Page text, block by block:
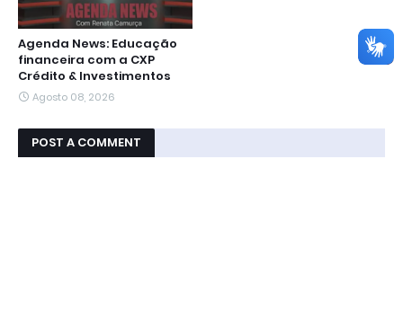
Agenda News: Educação
financeira com a CXP
Crédito & Investimentos
Agosto 08, 2026
POST A COMMENT